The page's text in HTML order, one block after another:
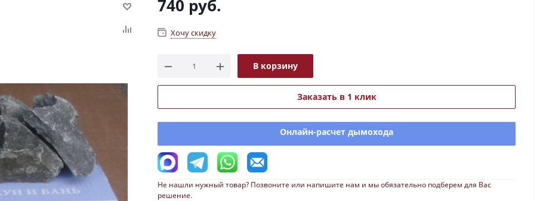
740 руб.
Хочу скидку
В корзину
Заказать в 1 клик
Онлайн-расчет дымохода
Не нашли нужный товар? Позвоните или напишите нам и мы обязательно подберем для Вас
решение.